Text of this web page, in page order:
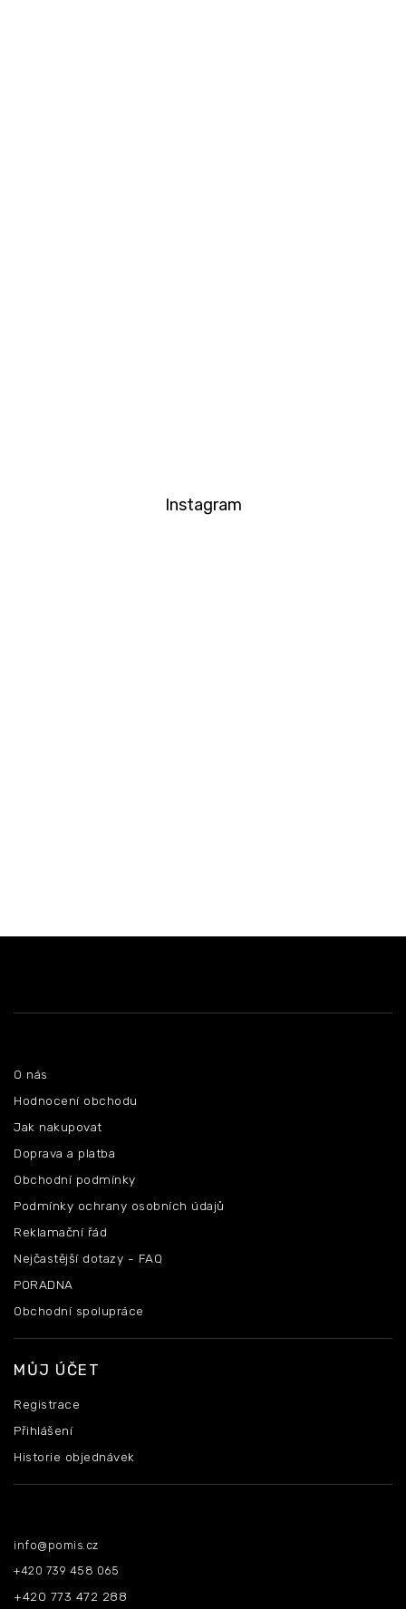
Instagram
O nás
Hodnocení obchodu
Jak nakupovat
Doprava a platba
Obchodní podmínky
Podmínky ochrany osobních údajů
Reklamační řád
Nejčastější dotazy - FAQ
PORADNA
Obchodní spolupráce
MŮJ ÚČET
Registrace
Přihlášení
Historie objednávek
info@ pomis.cz
+420 739 458 065
+420 773 472 288